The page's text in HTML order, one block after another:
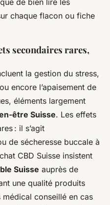
de bien lire les
chaque flacon ou fiche
secondaires rares,
la gestion du stress,
encore l’apaisement de
éléments largement
être Suisse. Les effets
: il s’agit
de sécheresse buccale à
CBD Suisse insistent
Suisse auprès de
une qualité produits
médical conseillé en cas